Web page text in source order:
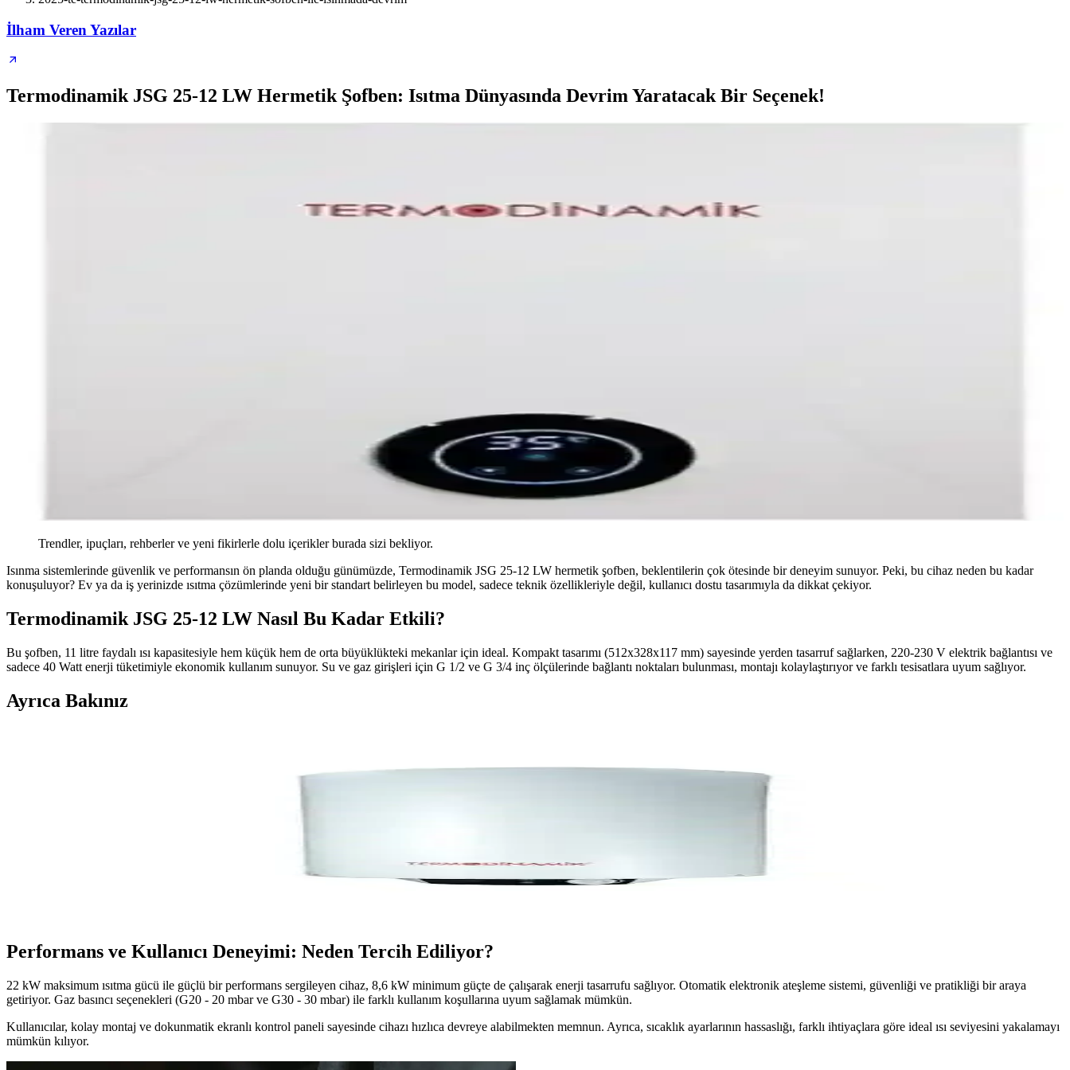
İlham Veren Yazılar
Termodinamik JSG 25-12 LW Hermetik Şofben: Isıtma Dünyasında Devrim Yaratacak Bir Seçenek!
Trendler, ipuçları, rehberler ve yeni fikirlerle dolu içerikler burada sizi bekliyor.
Isınma sistemlerinde güvenlik ve performansın ön planda olduğu günümüzde, Termodinamik JSG 25-12 LW hermetik şofben, beklentilerin çok ötesinde bir deneyim sunuyor. Peki, bu cihaz neden bu kadar
konuşuluyor? Ev ya da iş yerinizde ısıtma çözümlerinde yeni bir standart belirleyen bu model, sadece teknik özellikleriyle değil, kullanıcı dostu tasarımıyla da dikkat çekiyor.
Termodinamik JSG 25-12 LW Nasıl Bu Kadar Etkili?
Bu şofben, 11 litre faydalı ısı kapasitesiyle hem küçük hem de orta büyüklükteki mekanlar için ideal. Kompakt tasarımı (512x328x117 mm) sayesinde yerden tasarruf sağlarken, 220-230 V elektrik bağlantısı ve
sadece 40 Watt enerji tüketimiyle ekonomik kullanım sunuyor. Su ve gaz girişleri için G 1/2 ve G 3/4 inç ölçülerinde bağlantı noktaları bulunması, montajı kolaylaştırıyor ve farklı tesisatlara uyum sağlıyor.
Ayrıca Bakınız
Termodinamik JSG 25-12 LW Hermetik Şofben: Güvenli ve Yüksek Performanslı Doğalgazlı Isıtıcı
Termodinamik Td-Ter 50L 220V termosifon: yüksek performanslı ve güvenilir ısıtma çözümü
Performans ve Kullanıcı Deneyimi: Neden Tercih Ediliyor?
22 kW maksimum ısıtma gücü ile güçlü bir performans sergileyen cihaz, 8,6 kW minimum güçte de çalışarak enerji tasarrufu sağlıyor. Otomatik elektronik ateşleme sistemi, güvenliği ve pratikliği bir araya
getiriyor. Gaz basıncı seçenekleri (G20 - 20 mbar ve G30 - 30 mbar) ile farklı kullanım koşullarına uyum sağlamak mümkün.
Kullanıcılar, kolay montaj ve dokunmatik ekranlı kontrol paneli sayesinde cihazı hızlıca devreye alabilmekten memnun. Ayrıca, sıcaklık ayarlarının hassaslığı, farklı ihtiyaçlara göre ideal ısı seviyesini yakalamayı
mümkün kılıyor.